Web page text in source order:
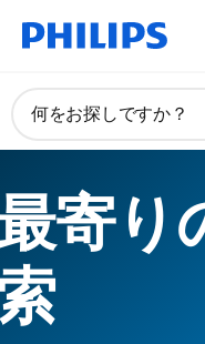
何をお探しですか？
寄り